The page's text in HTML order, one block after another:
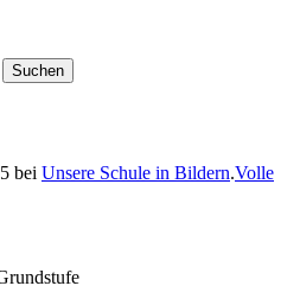
bei Unsere Schule in Bildern.Volle